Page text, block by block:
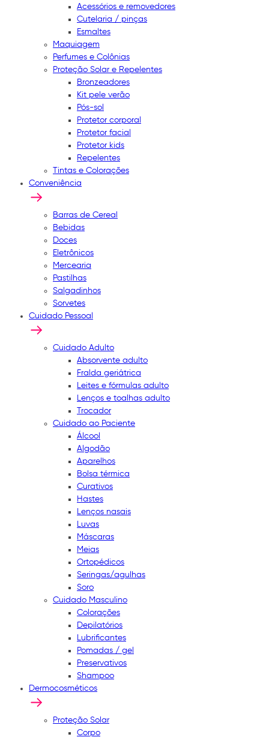
Acessórios e removedores
Cutelaria / pinças
Esmaltes
Maquiagem
Perfumes e Colônias
Proteção Solar e Repelentes
Bronzeadores
Kit pele verão
Pós-sol
Protetor corporal
Protetor facial
Protetor kids
Repelentes
Tintas e Colorações
Conveniência
Barras de Cereal
Bebidas
Doces
Eletrônicos
Mercearia
Pastilhas
Salgadinhos
Sorvetes
Cuidado Pessoal
Cuidado Adulto
Absorvente adulto
Fralda geriátrica
Leites e fórmulas adulto
Lenços e toalhas adulto
Trocador
Cuidado ao Paciente
Álcool
Algodão
Aparelhos
Bolsa térmica
Curativos
Hastes
Lenços nasais
Luvas
Máscaras
Meias
Ortopédicos
Seringas/agulhas
Soro
Cuidado Masculino
Colorações
Depilatórios
Lubrificantes
Pomadas / gel
Preservativos
Shampoo
Dermocosméticos
Proteção Solar
Corpo